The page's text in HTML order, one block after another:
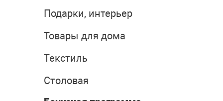
Подарки, интерьер
Товары для дома
Текстиль
Столовая